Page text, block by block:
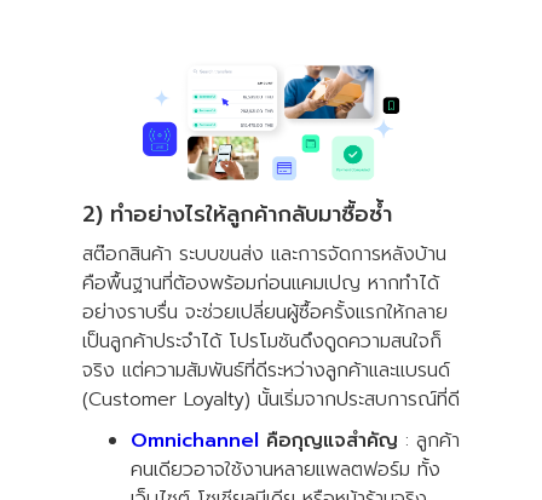
2) ทำอย่างไรให้ลูกค้ากลับมาซื้อซ้ำ
สต๊อกสินค้า ระบบขนส่ง และการจัดการหลังบ้าน
คือพื้นฐานที่ต้องพร้อมก่อนแคมเปญ หากทำได้
อย่างราบรื่น จะช่วยเปลี่ยนผู้ซื้อครั้งแรกให้กลาย
เป็นลูกค้าประจำได้ โปรโมชันดึงดูดความสนใจก็
จริง แต่ความสัมพันธ์ที่ดีระหว่างลูกค้าและแบรนด์
(Customer Loyalty) นั้นเริ่มจากประสบการณ์ที่ดี
Omnichannel คือกุญแจสำคัญ : ลูกค้า
คนเดียวอาจใช้งานหลายแพลตฟอร์ม ทั้ง